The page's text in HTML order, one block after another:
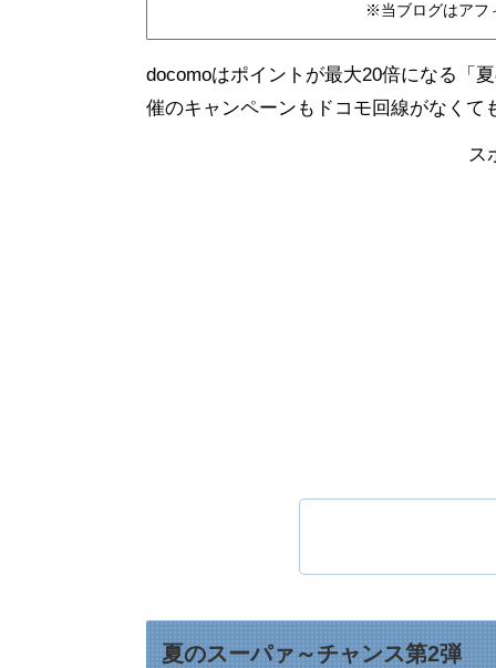
※当ブログはアフ
docomoはポイントが最大20倍になる「
催のキャンペーンもドコモ回線がなくて
ス
夏のスーパァ～チャンス第2弾